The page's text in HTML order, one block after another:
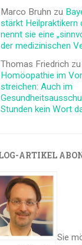
Marco Bruhn zu
stärkt Heilpraktikern
nennt sie eine
der medizinischen
Thomas Friedrich zu
Homöopathie im
streichen: Auch im
Stunden kein Wort
ARTIKEL
Sie